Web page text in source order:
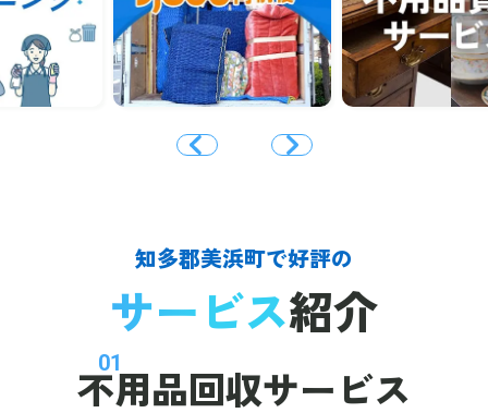
知多郡美浜町で好評の
サービス紹介
01
不用品回収サービス